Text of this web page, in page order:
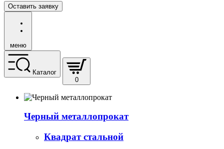
Оставить заявку
меню
Каталог
0
Черный металлопрокат
Квадрат стальной